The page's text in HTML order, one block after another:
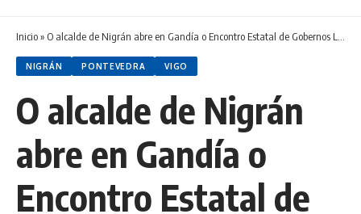
Inicio» O alcalde de Nigrán abre en Gandía o Encontro Estatal de Gobernos Locais e Cooperación
NIGRÁN PONTEVEDRA VIGO
O alcalde de Nigrán
abre en Gandía o
Encontro Estatal de